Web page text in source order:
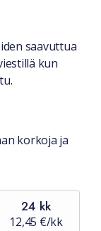
saavuttua
kun
korkoja ja
24 kk
12,45 €/kk